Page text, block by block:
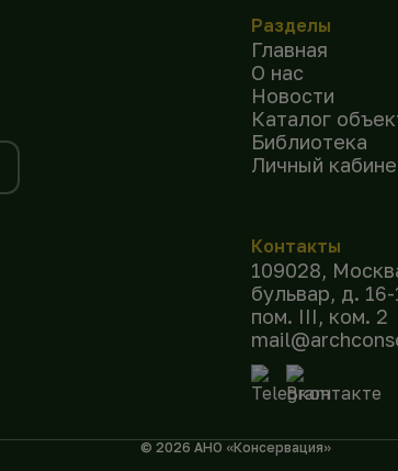
Разделы
Главная
О нас
Новости
Каталог
Библиотека
Личный
Контакты
109028,
бульвар, д.
пом. III, ком. 2
© 2026 АНО «Консервация»